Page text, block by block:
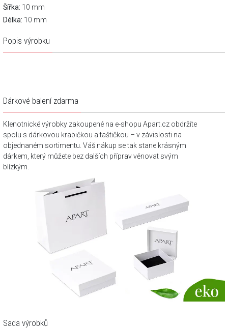
Šířka: 10 mm
Délka: 10 mm
Popis výrobku
Dárkové balení zdarma
Klenotnické výrobky zakoupené na e-shopu Apart.cz obdržíte
spolu s dárkovou krabičkou a taštičkou – v závislosti na
objednaném sortimentu. Váš nákup se tak stane krásným
dárkem, který můžete bez dalších příprav věnovat svým
blízkým.
Sada výrobků